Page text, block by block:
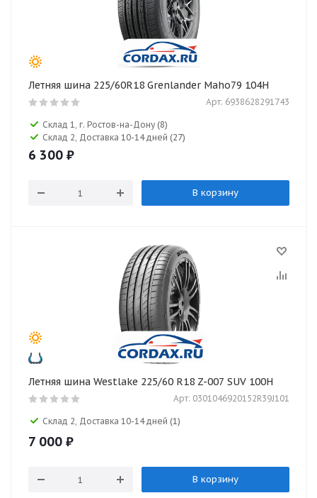
Летняя шина 225/60R18 Grenlander Maho79 104H
Арт: 6938628291743
Склад 1, г. Ростов-на-Дону (8)
Склад 2, Доставка 10-14 дней (27)
6 300 ₽
В корзину
Летняя шина Westlake 225/60 R18 Z-007 SUV 100H
Арт: 0301046920152R39J101
Склад 2, Доставка 10-14 дней (1)
7 000 ₽
В корзину